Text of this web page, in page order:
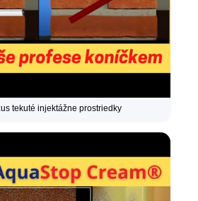
tekuté injektážne prostriedky